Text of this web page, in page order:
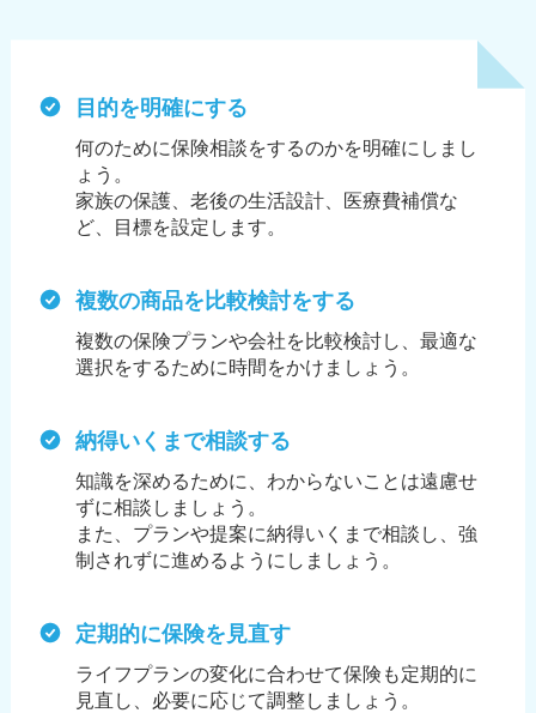
目的を明確にする
何のために保険相談をするのかを明確にしまし
ょう。
家族の保護、老後の生活設計、医療費補償な
ど、目標を設定します。
複数の商品を比較検討をする
複数の保険プランや会社を比較検討し、最適な
選択をするために時間をかけましょう。
納得いくまで相談する
知識を深めるために、わからないことは遠慮せ
ずに相談しましょう。
また、プランや提案に納得いくまで相談し、強
制されずに進めるようにしましょう。
定期的に保険を見直す
ライフプランの変化に合わせて保険も定期的に
見直し、必要に応じて調整しましょう。